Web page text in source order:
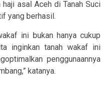
asal Aceh di Tanah Suci
yang berhasil.
ini bukan hanya cukup
inginkan tanah wakaf ini
penggunaannya
katanya.